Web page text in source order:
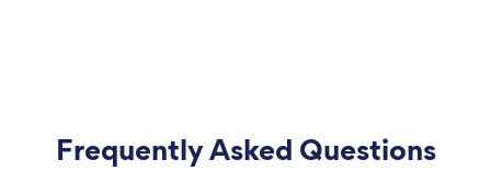
Frequently Asked Questions